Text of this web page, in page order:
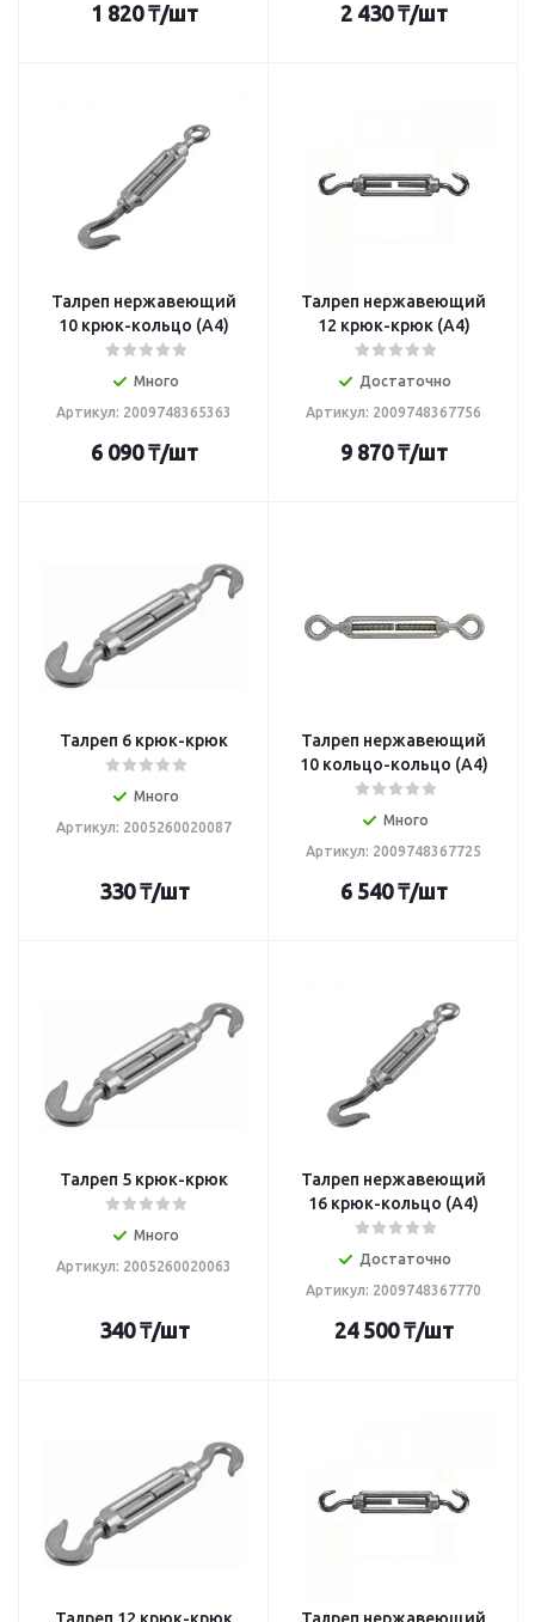
1 820₸/шт 2 430₸/шт
Талреп нержавеющий
10 крюк-кольцо (А4)
Много
Артикул: 2009748365363
6 090₸/шт
Талреп нержавеющий
12 крюк-крюк (А4)
Достаточно
Артикул: 2009748367756
9 870₸/шт
Талреп 6 крюк-крюк
Много
Артикул: 2005260020087
330₸/шт
Талреп нержавеющий
10 кольцо-кольцо (А4)
Много
Артикул: 2009748367725
6 540₸/шт
Талреп 5 крюк-крюк
Много
Артикул: 2005260020063
340₸/шт
Талреп нержавеющий
16 крюк-кольцо (А4)
Достаточно
Артикул: 2009748367770
24 500₸/шт